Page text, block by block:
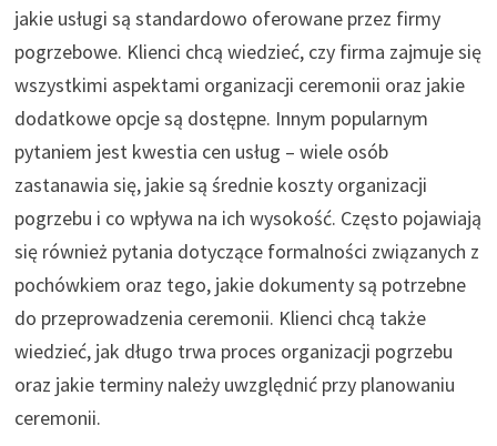
jakie usługi są standardowo oferowane przez firmy
pogrzebowe. Klienci chcą wiedzieć, czy firma zajmuje się
wszystkimi aspektami organizacji ceremonii oraz jakie
dodatkowe opcje są dostępne. Innym popularnym
pytaniem jest kwestia cen usług – wiele osób
zastanawia się, jakie są średnie koszty organizacji
pogrzebu i co wpływa na ich wysokość. Często pojawiają
się również pytania dotyczące formalności związanych z
pochówkiem oraz tego, jakie dokumenty są potrzebne
do przeprowadzenia ceremonii. Klienci chcą także
wiedzieć, jak długo trwa proces organizacji pogrzebu
oraz jakie terminy należy uwzględnić przy planowaniu
ceremonii.